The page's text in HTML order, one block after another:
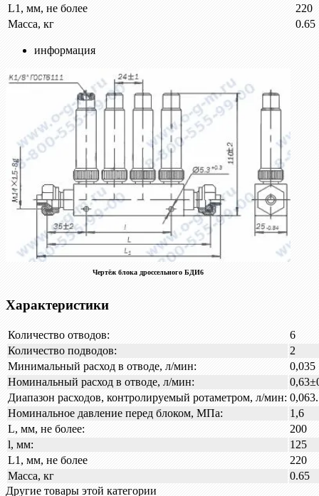
L1, мм, не более
220
Масса, кг
0.65
информация
Чертёж блока дроссельного БДИ6
Характеристики
Количество отводов:
6
Количество подводов:
2
Минимальный расход в отводе, л/мин:
0,035
Номинальный расход в отводе, л/мин:
Диапазон расходов, контролируемый ротаметром, л/мин:
Номинальное давление перед блоком, МПа:
1,6
L, мм, не более:
200
l, мм:
125
L1, мм, не более
220
Масса, кг
0.65
Другие товары этой категории